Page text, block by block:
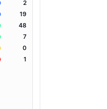
2
19
48
7
0
1